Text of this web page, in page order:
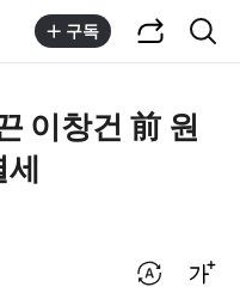
구독
이창건 前 원
세